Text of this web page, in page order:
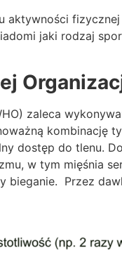
aktywności
jaki rodzaj
zaleca
kombinację
dostęp do tlenu.
w tym mięśnia
bieganie. Przez